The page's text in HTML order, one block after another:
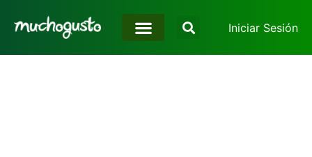
Iniciar Sesión